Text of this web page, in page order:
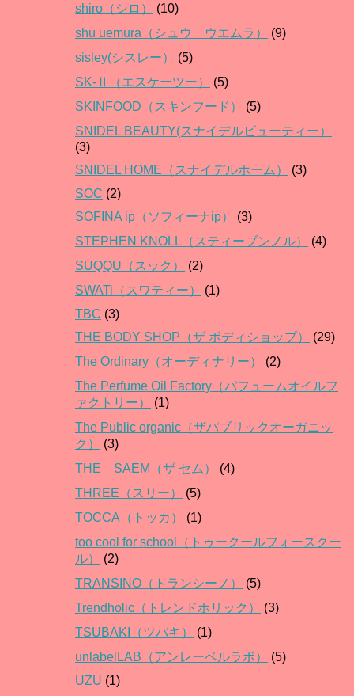
shiro（シロ）
(10)
shu uemura（シュウ ウエムラ）
(9)
sisley(シスレー）
(5)
SK-Ⅱ（エスケーツー）
(5)
SKINFOOD（スキンフード）
(5)
SNIDEL BEAUTY(スナイデルビューティー）
(3)
SNIDEL HOME（スナイデルホーム）
(3)
SOC (2)
SOFINA ip（ソフィーナip）
(3)
STEPHEN KNOLL（スティーブンノル）
(4)
SUQQU（スック）
(2)
SWATi（スワティー）
(1)
TBC (3)
THE BODY SHOP（ザ ボディショップ）
(29)
The Ordinary（オーディナリー）
(2)
The Perfume Oil Factory（パフュームオイルフ
ァクトリー）
(1)
The Public organic（ザパブリックオーガニッ
ク）
(3)
THE SAEM（ザ セム）
(4)
THREE（スリー）
(5)
TOCCA（トッカ）
(1)
too cool for school（トゥークールフォースクー
ル）
(2)
TRANSINO（トランシーノ）
(5)
Trendholic（トレンドホリック）
(3)
TSUBAKI（ツバキ）
(1)
unlabelLAB（アンレーベルラボ）
(5)
UZU (1)